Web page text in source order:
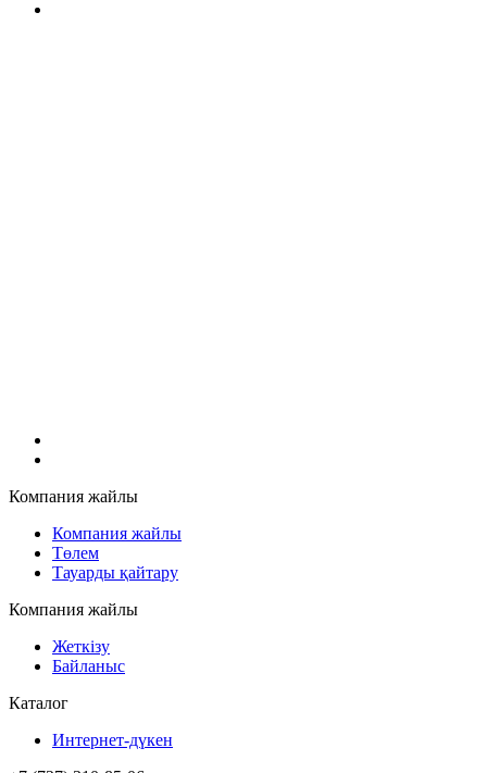
Компания жайлы
Компания жайлы
Төлем
Тауарды қайтару
Компания жайлы
Жеткізу
Байланыс
Каталог
Интернет-дүкен